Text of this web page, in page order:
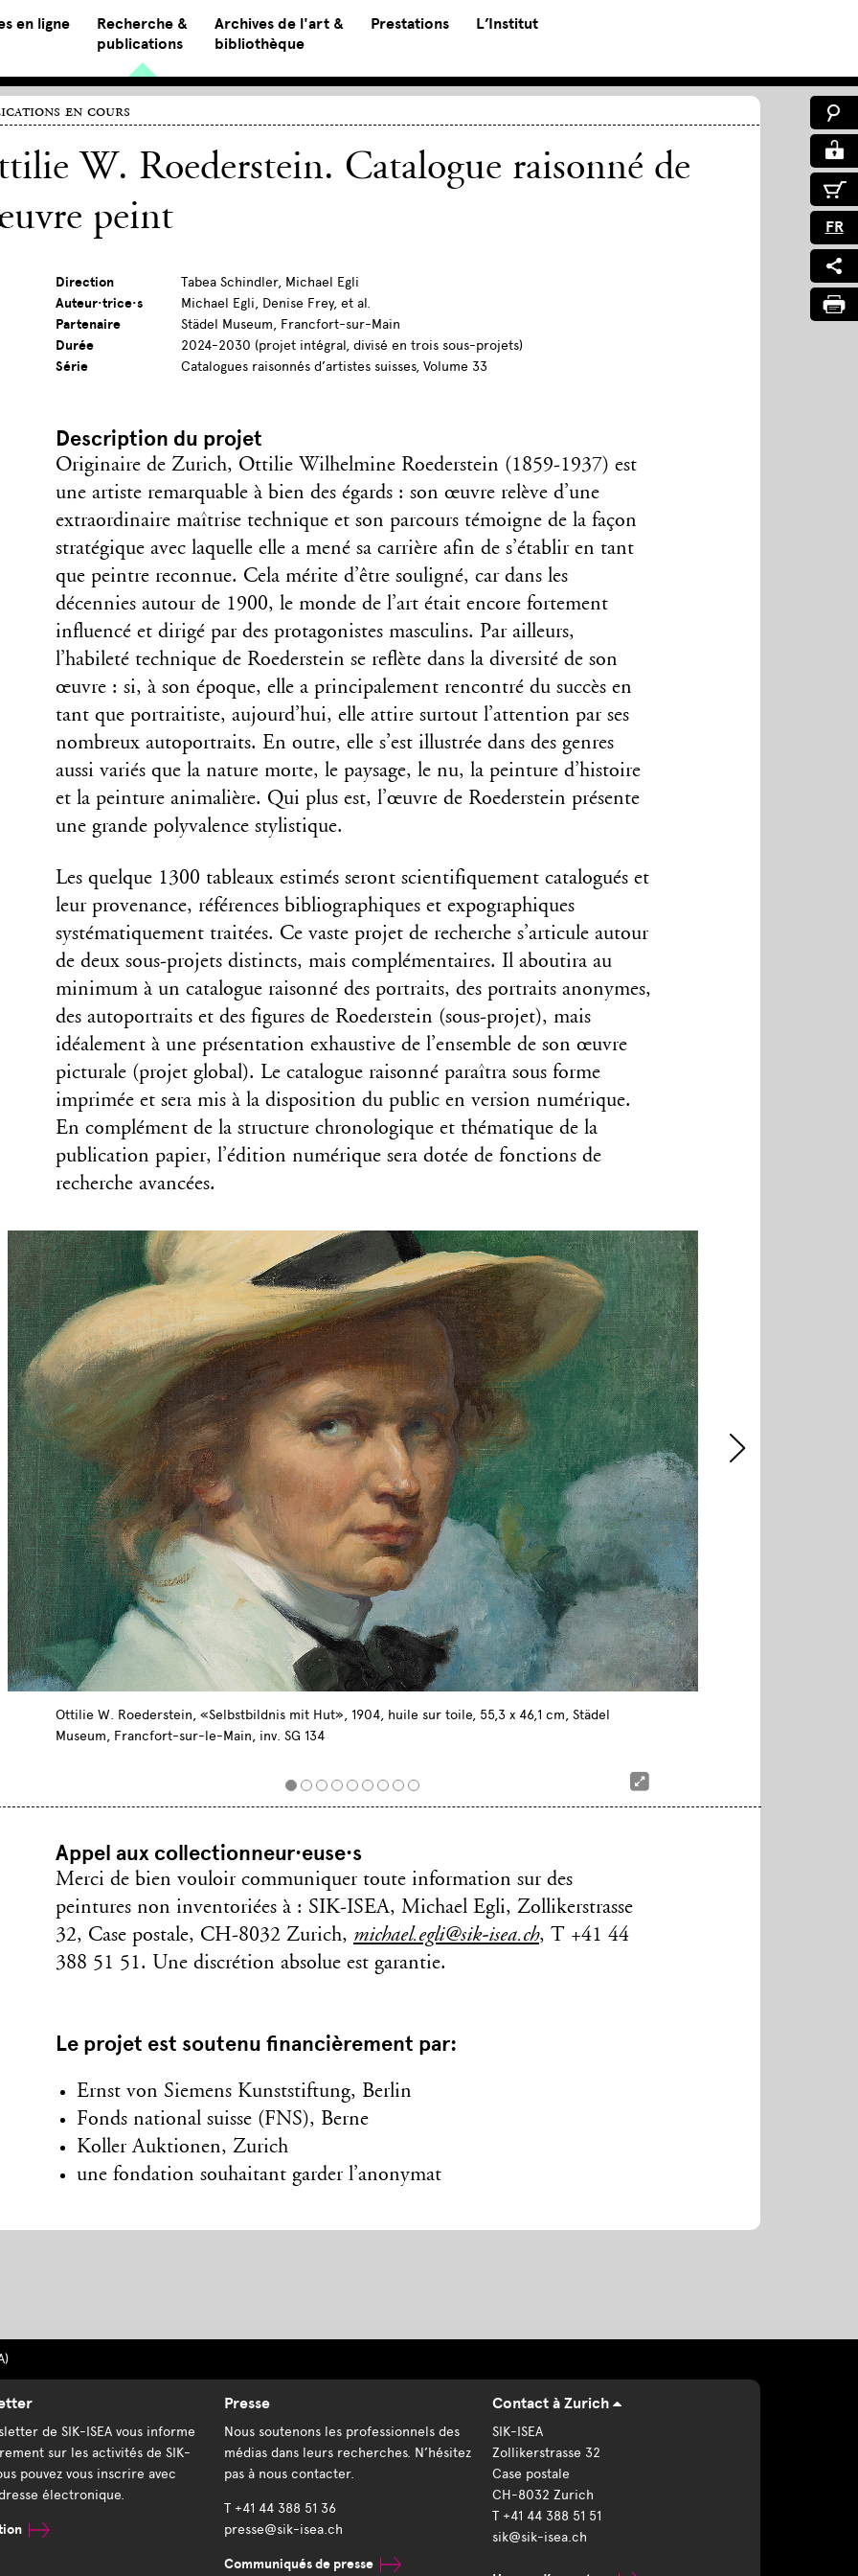
en ligne
Recherche &
publications
Archives de l'art &
bibliothèque
Prestations L’Institut
FR
en cours
W. Roederstein. Catalogue raisonné de
peint
Direction
Tabea Schindler, Michael Egli
Auteur·trice·s
Michael Egli, Denise Frey, et al.
Partenaire
Städel Museum, Francfort-sur-Main
Durée
2024-2030 (projet intégral, divisé en trois sous-projets)
Série
Catalogues raisonnés d’artistes suisses, Volume 33
Description du projet
Originaire de Zurich, Ottilie Wilhelmine Roederstein (1859-1937) est
une artiste remarquable à bien des égards : son œuvre relève d’une
extraordinaire maîtrise technique et son parcours témoigne de la façon
stratégique avec laquelle elle a mené sa carrière afin de s’établir en tant
que peintre reconnue. Cela mérite d’être souligné, car dans les
décennies autour de 1900, le monde de l’art était encore fortement
influencé et dirigé par des protagonistes masculins. Par ailleurs,
l’habileté technique de Roederstein se reflète dans la diversité de son
œuvre : si, à son époque, elle a principalement rencontré du succès en
tant que portraitiste, aujourd’hui, elle attire surtout l’attention par ses
nombreux autoportraits. En outre, elle s’est illustrée dans des genres
aussi variés que la nature morte, le paysage, le nu, la peinture d’histoire
et la peinture animalière. Qui plus est, l’œuvre de Roederstein présente
une grande polyvalence stylistique.
Les quelque 1300 tableaux estimés seront scientifiquement catalogués et
leur provenance, références bibliographiques et expographiques
systématiquement traitées. Ce vaste projet de recherche s’articule autour
de deux sous-projets distincts, mais complémentaires. Il aboutira au
minimum à un catalogue raisonné des portraits, des portraits anonymes,
des autoportraits et des figures de Roederstein (sous-projet), mais
idéalement à une présentation exhaustive de l’ensemble de son œuvre
picturale (projet global). Le catalogue raisonné paraîtra sous forme
imprimée et sera mis à la disposition du public en version numérique.
En complément de la structure chronologique et thématique de la
publication papier, l’édition numérique sera dotée de fonctions de
recherche avancées.
Ottilie W. Roederstein, «Selbstbildnis mit Hut», 1904, huile sur toile, 55,3 x 46,1 cm, Städel
Museum, Francfort-sur-le-Main, inv. SG 134
Appel aux collectionneur·euse·s
Merci de bien vouloir communiquer toute information sur des
peintures non inventoriées à : SIK-ISEA, Michael Egli, Zollikerstrasse
32, Case postale, CH-8032 Zurich, michael.egli@sik-isea.ch, T +41 44
388 51 51. Une discrétion absolue est garantie.
Le projet est soutenu financièrement par:
Ernst von Siemens Kunststiftung, Berlin
Fonds national suisse (FNS), Berne
Koller Auktionen, Zurich
une fondation souhaitant garder l’anonymat
de SIK-ISEA vous informe
sur les activités de SIK-
pouvez vous inscrire avec
électronique.
Presse
Nous soutenons les professionnels des
médias dans leurs recherches. N’hésitez
pas à nous contacter.
T +41 44 388 51 36
presse@sik-isea.ch
Communiqués de presse
Contact à Zurich
SIK-ISEA
Zollikerstrasse 32
Case postale
CH-8032 Zurich
T +41 44 388 51 51
sik@sik-isea.ch